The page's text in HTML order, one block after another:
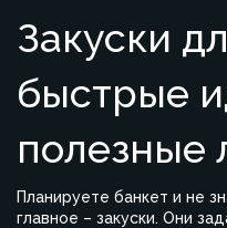
Закуски
быстрые
полезные
Планируете банкет и не
главное – закуски. Они